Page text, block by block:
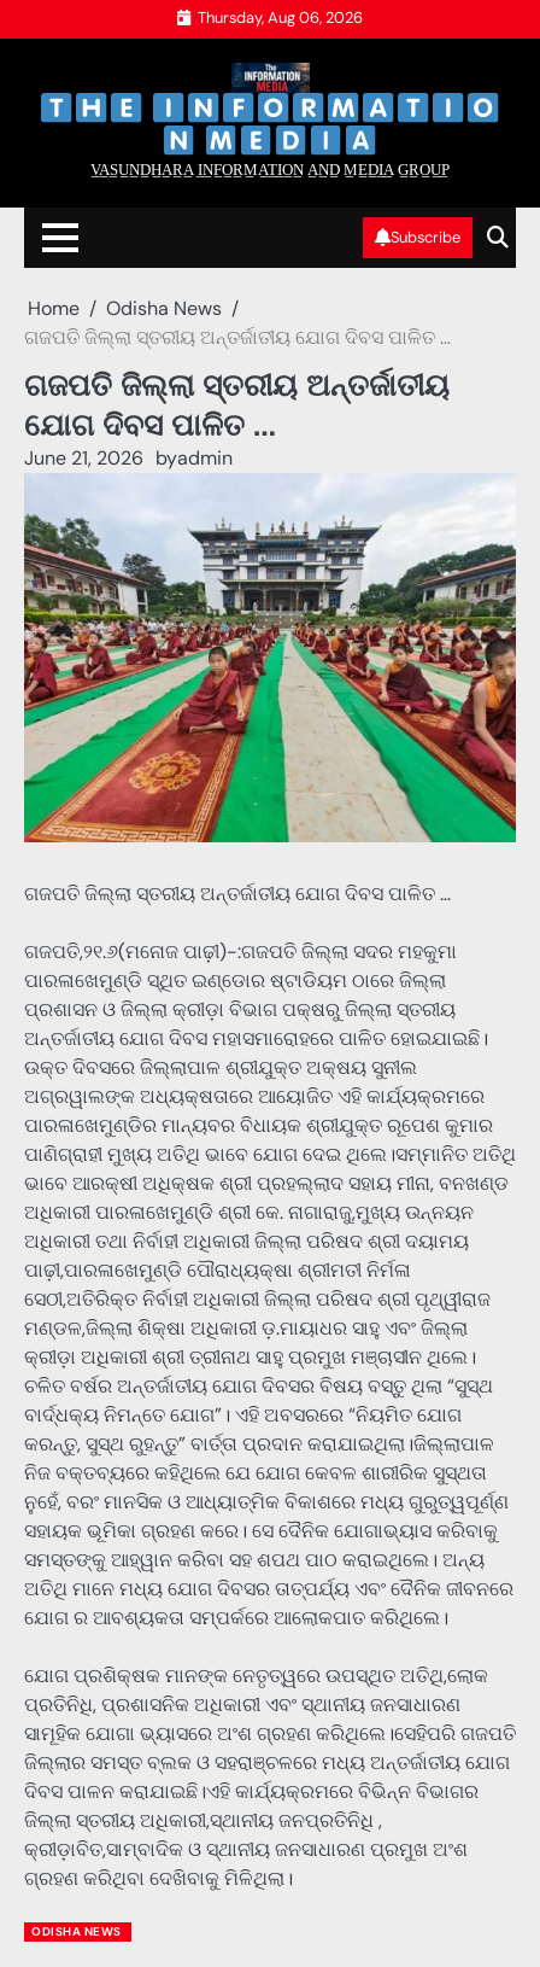
to
Thursday, Aug 06, 2026
V̲A̲S̲U̲N̲D̲H̲A̲R̲A̲ I̲N̲F̲O̲R̲M̲A̲T̲I̲O̲N̲ A̲N̲D̲ M̲E̲D̲I̲A̲ G̲R̲O̲U̲P̲
Subscribe
Home
Odisha News
ଗଜପତି ଜିଲ୍ଲା ସ୍ତରୀୟ ଅନ୍ତର୍ଜାତୀୟ ଯୋଗ ଦିବସ ପାଳିତ …
ଗଜପତି ଜିଲ୍ଲା ସ୍ତରୀୟ ଅନ୍ତର୍ଜାତୀୟ
ଯୋଗ ଦିବସ ପାଳିତ …
June 21, 2026 byadmin
ଗଜପତି ଜିଲ୍ଲା ସ୍ତରୀୟ ଅନ୍ତର୍ଜାତୀୟ ଯୋଗ ଦିବସ ପାଳିତ …
ଗଜପତି,୨୧.୬(ମନୋଜ ପାଢ଼ୀ)-:ଗଜପତି ଜିଲ୍ଲା ସଦର ମହକୁମା
ପାରଳାଖେମୁଣ୍ଡି ସ୍ଥିତ ଇଣ୍ଡୋର ଷ୍ଟାଡିୟମ ଠାରେ ଜିଲ୍ଲା
ପ୍ରଶାସନ ଓ ଜିଲ୍ଲା କ୍ରୀଡ଼ା ବିଭାଗ ପକ୍ଷରୁ ଜିଲ୍ଲା ସ୍ତରୀୟ
ଅନ୍ତର୍ଜାତୀୟ ଯୋଗ ଦିବସ ମହାସମାରୋହରେ ପାଳିତ ହୋଇଯାଇଛି।
ଉକ୍ତ ଦିବସରେ ଜିଲ୍ଲାପାଳ ଶ୍ରୀଯୁକ୍ତ ଅକ୍ଷୟ ସୁନୀଲ
ଅଗ୍ରୱାଲଙ୍କ ଅଧ୍ୟକ୍ଷତାରେ ଆୟୋଜିତ ଏହି କାର୍ଯ୍ୟକ୍ରମରେ
ପାରଳାଖେମୁଣ୍ଡିର ମାନ୍ୟବର ବିଧାୟକ ଶ୍ରୀଯୁକ୍ତ ରୂପେଶ କୁମାର
ପାଣିଗ୍ରାହୀ ମୁଖ୍ୟ ଅତିଥି ଭାବେ ଯୋଗ ଦେଇ ଥିଲେ।ସମ୍ମାନିତ ଅତିଥି
ଭାବେ ଆରକ୍ଷୀ ଅଧିକ୍ଷକ ଶ୍ରୀ ପ୍ରହଲ୍ଲାଦ ସହାୟ ମୀନା, ବନଖଣ୍ଡ
ଅଧିକାରୀ ପାରଳାଖେମୁଣ୍ଡି ଶ୍ରୀ କେ. ନାଗାରାଜୁ,ମୁଖ୍ୟ ଉନ୍ନୟନ
ଅଧିକାରୀ ତଥା ନିର୍ବାହୀ ଅଧିକାରୀ ଜିଲ୍ଲା ପରିଷଦ ଶ୍ରୀ ଦୟାମୟ
ପାଢ଼ୀ,ପାରଳାଖେମୁଣ୍ଡି ପୌରାଧ୍ୟକ୍ଷା ଶ୍ରୀମତୀ ନିର୍ମଳା
ସେଠୀ,ଅତିରିକ୍ତ ନିର୍ବାହୀ ଅଧିକାରୀ ଜିଲ୍ଲା ପରିଷଦ ଶ୍ରୀ ପୃଥ୍ୱୀରାଜ
ମଣ୍ଡଳ,ଜିଲ୍ଲା ଶିକ୍ଷା ଅଧିକାରୀ ଡ଼.ମାୟାଧର ସାହୁ ଏବଂ ଜିଲ୍ଲା
କ୍ରୀଡ଼ା ଅଧିକାରୀ ଶ୍ରୀ ତ୍ରୀନାଥ ସାହୁ ପ୍ରମୁଖ ମଞ୍ଚାସୀନ ଥିଲେ।
ଚଳିତ ବର୍ଷର ଅନ୍ତର୍ଜାତୀୟ ଯୋଗ ଦିବସର ବିଷୟ ବସ୍ତୁ ଥିଲା “ସୁସ୍ଥ
ବାର୍ଦ୍ଧକ୍ୟ ନିମନ୍ତେ ଯୋଗ”। ଏହି ଅବସରରେ “ନିୟମିତ ଯୋଗ
କରନ୍ତୁ, ସୁସ୍ଥ ରୁହନ୍ତୁ” ବାର୍ତ୍ତା ପ୍ରଦାନ କରାଯାଇଥିଲା।ଜିଲ୍ଲାପାଳ
ନିଜ ବକ୍ତବ୍ୟରେ କହିଥିଲେ ଯେ ଯୋଗ କେବଳ ଶାରୀରିକ ସୁସ୍ଥତା
ନୁହେଁ, ବରଂ ମାନସିକ ଓ ଆଧ୍ୟାତ୍ମିକ ବିକାଶରେ ମଧ୍ୟ ଗୁରୁତ୍ୱପୂର୍ଣ୍ଣ
ସହାୟକ ଭୂମିକା ଗ୍ରହଣ କରେ। ସେ ଦୈନିକ ଯୋଗାଭ୍ୟାସ କରିବାକୁ
ସମସ୍ତଙ୍କୁ ଆହ୍ୱାନ କରିବା ସହ ଶପଥ ପାଠ କରାଇଥିଲେ। ଅନ୍ୟ
ଅତିଥି ମାନେ ମଧ୍ୟ ଯୋଗ ଦିବସର ତାତ୍ପର୍ଯ୍ୟ ଏବଂ ଦୈନିକ ଜୀବନରେ
ଯୋଗ ର ଆବଶ୍ୟକତା ସମ୍ପର୍କରେ ଆଲୋକପାତ କରିଥିଲେ।
ଯୋଗ ପ୍ରଶିକ୍ଷକ ମାନଙ୍କ ନେତୃତ୍ୱରେ ଉପସ୍ଥିତ ଅତିଥି,ଲୋକ
ପ୍ରତିନିଧି, ପ୍ରଶାସନିକ ଅଧିକାରୀ ଏବଂ ସ୍ଥାନୀୟ ଜନସାଧାରଣ
ସାମୂହିକ ଯୋଗା ଭ୍ୟାସରେ ଅଂଶ ଗ୍ରହଣ କରିଥିଲେ।ସେହିପରି ଗଜପତି
ଜିଲ୍ଲାର ସମସ୍ତ ବ୍ଲକ ଓ ସହରାଞ୍ଚଳରେ ମଧ୍ୟ ଅନ୍ତର୍ଜାତୀୟ ଯୋଗ
ଦିବସ ପାଳନ କରାଯାଇଛି।ଏହି କାର୍ଯ୍ୟକ୍ରମରେ ବିଭିନ୍ନ ବିଭାଗର
ଜିଲ୍ଲା ସ୍ତରୀୟ ଅଧିକାରୀ,ସ୍ଥାନୀୟ ଜନପ୍ରତିନିଧି ,
କ୍ରୀଡ଼ାବିତ,ସାମ୍ବାଦିକ ଓ ସ୍ଥାନୀୟ ଜନସାଧାରଣ ପ୍ରମୁଖ ଅଂଶ
ଗ୍ରହଣ କରିଥିବା ଦେଖିବାକୁ ମିଳିଥିଲା।
ODISHA NEWS